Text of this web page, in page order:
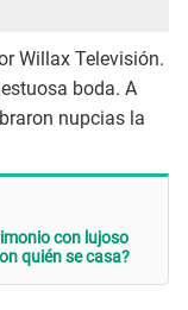
Willax Televisión.
boda. A
nupcias la
con lujoso
quién se casa?